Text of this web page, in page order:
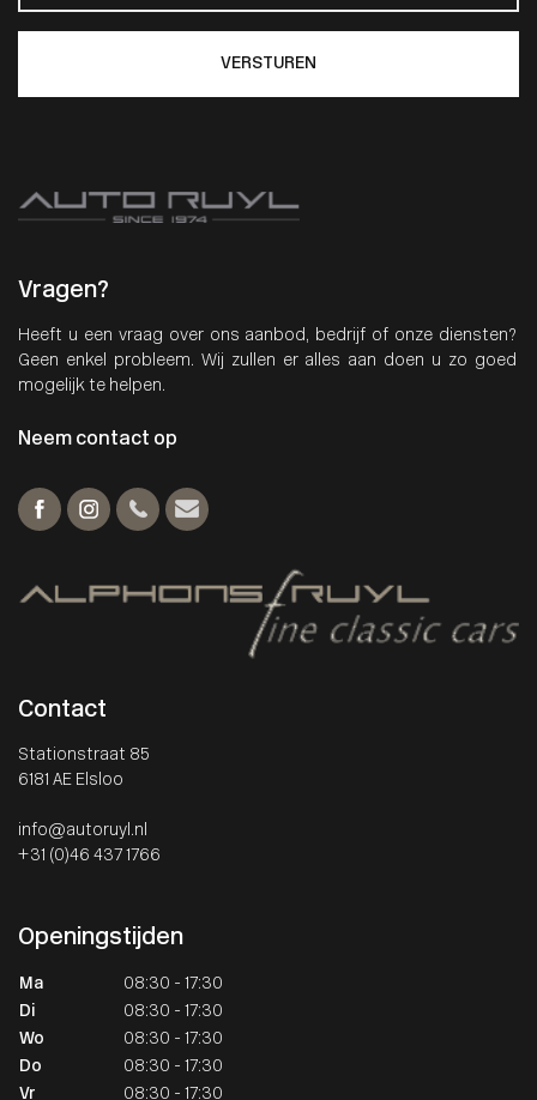
VERSTUREN
Vragen?
Heeft u een vraag over ons aanbod, bedrijf of onze diensten?
Geen enkel probleem. Wij zullen er alles aan doen u zo goed
mogelijk te helpen.
Neem contact op
Contact
Stationstraat 85
6181 AE Elsloo
info@autoruyl.nl
+31 (0)46 437 1766
Openingstijden
Ma
08:30 - 17:30
Di
08:30 - 17:30
Wo
08:30 - 17:30
Do
08:30 - 17:30
Vr
08:30 - 17:30